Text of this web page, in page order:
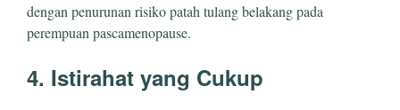
dengan penurunan risiko patah tulang belakang pada
perempuan pascamenopause.
4. Istirahat yang Cukup